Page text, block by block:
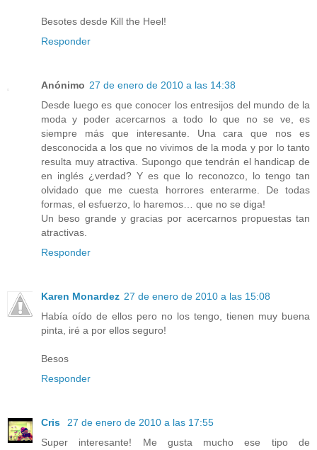
Besotes desde Kill the Heel!
Responder
Anónimo 27 de enero de 2010 a las 14:38
Desde luego es que conocer los entresijos del mundo de la
moda y poder acercarnos a todo lo que no se ve, es
siempre más que interesante. Una cara que nos es
desconocida a los que no vivimos de la moda y por lo tanto
resulta muy atractiva. Supongo que tendrán el handicap de
en inglés ¿verdad? Y es que lo reconozco, lo tengo tan
olvidado que me cuesta horrores enterarme. De todas
formas, el esfuerzo, lo haremos… que no se diga!
Un beso grande y gracias por acercarnos propuestas tan
atractivas.
Responder
Karen Monardez 27 de enero de 2010 a las 15:08
Había oído de ellos pero no los tengo, tienen muy buena
pinta, iré a por ellos seguro!
Besos
Responder
Cris
27 de enero de 2010 a las 17:55
Super interesante! Me gusta mucho ese tipo de